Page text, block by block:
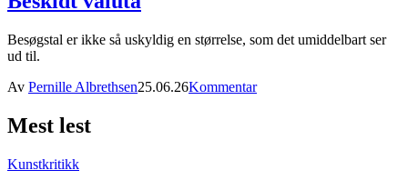
Besøgstal er ikke så uskyldig en størrelse, som det umiddelbart ser
ud til.
Av Pernille Albrethsen25.06.26Kommentar
Mest lest
Kunstkritikk